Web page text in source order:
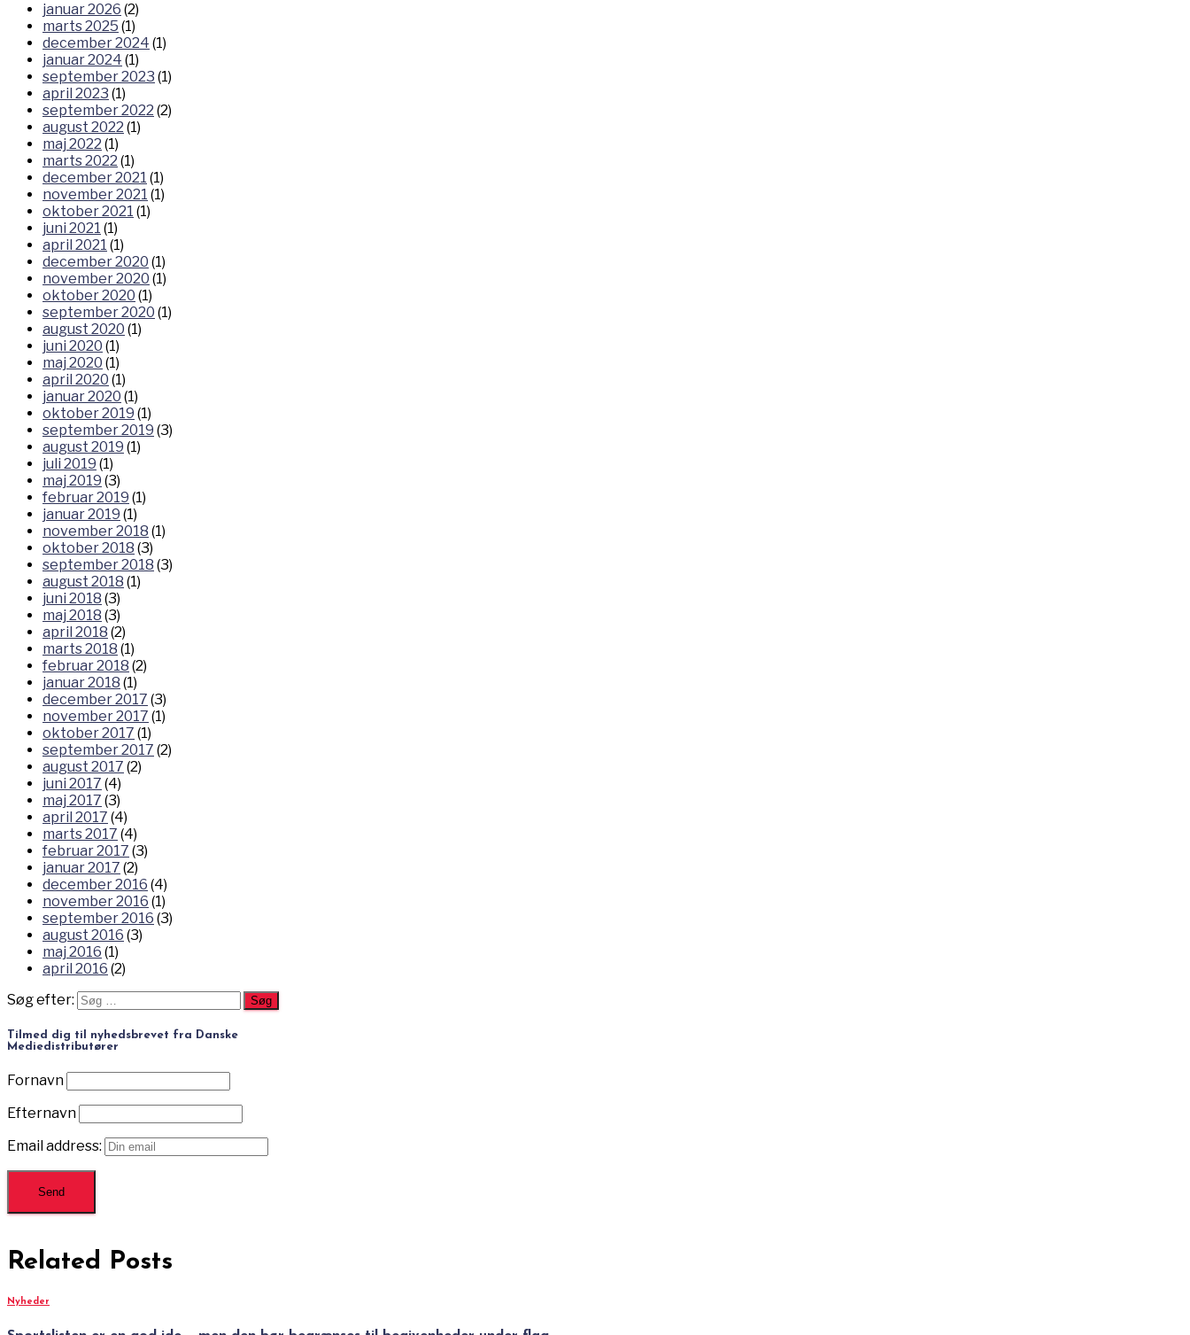
januar 2026 (2)
marts 2025 (1)
december 2024 (1)
januar 2024 (1)
september 2023 (1)
april 2023 (1)
september 2022 (2)
august 2022 (1)
maj 2022 (1)
marts 2022 (1)
december 2021 (1)
november 2021 (1)
oktober 2021 (1)
juni 2021 (1)
april 2021 (1)
december 2020 (1)
november 2020 (1)
oktober 2020 (1)
september 2020 (1)
august 2020 (1)
juni 2020 (1)
maj 2020 (1)
april 2020 (1)
januar 2020 (1)
oktober 2019 (1)
september 2019 (3)
august 2019 (1)
juli 2019 (1)
maj 2019 (3)
februar 2019 (1)
januar 2019 (1)
november 2018 (1)
oktober 2018 (3)
september 2018 (3)
august 2018 (1)
juni 2018 (3)
maj 2018 (3)
april 2018 (2)
marts 2018 (1)
februar 2018 (2)
januar 2018 (1)
december 2017 (3)
november 2017 (1)
oktober 2017 (1)
september 2017 (2)
august 2017 (2)
juni 2017 (4)
maj 2017 (3)
april 2017 (4)
marts 2017 (4)
februar 2017 (3)
januar 2017 (2)
december 2016 (4)
november 2016 (1)
september 2016 (3)
august 2016 (3)
maj 2016 (1)
april 2016 (2)
Søg efter:
Tilmed dig til nyhedsbrevet fra Danske
Mediedistributører
Fornavn
Efternavn
Email address:
Related Posts
Nyheder